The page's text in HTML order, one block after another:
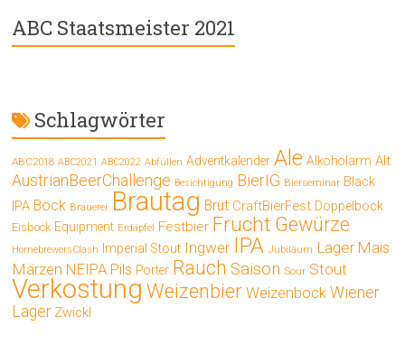
ABC Staatsmeister 2021
Schlagwörter
ABC2018 ABC2021 ABC2022 Abfüllen Adventkalender Ale Alkoholarm Alt
AustrianBeerChallenge Besichtigung BierIG Bierseminar Black
IPA Bock Brauerei Brautag Brut CraftBierFest Doppelbock
Eisbock Equipment Erdäpfel Festbier Frucht Gewürze
HomebrewersClash Imperial Stout Ingwer IPA Jubiläum Lager Mais
Märzen NEIPA Pils Porter Rauch Saison Sour Stout
Verkostung Weizenbier Weizenbock Wiener
Lager Zwickl